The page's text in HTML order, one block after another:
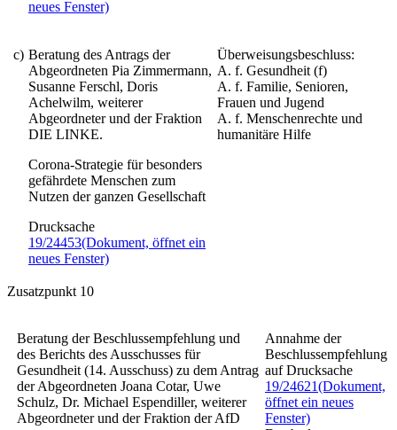
neues Fenster)
c) Beratung des Antrags der
Abgeordneten Pia Zimmermann,
Susanne Ferschl, Doris
Achelwilm, weiterer
Abgeordneter und der Fraktion
DIE LINKE.
Corona-Strategie für besonders
gefährdete Menschen zum
Nutzen der ganzen Gesellschaft
Drucksache
19/24453(Dokument, öffnet ein
neues Fenster)
Überweisungsbeschluss:
A. f. Gesundheit (f)
A. f. Familie, Senioren,
Frauen und Jugend
A. f. Menschenrechte und
humanitäre Hilfe
Zusatzpunkt 10
Beratung der Beschlussempfehlung und
des Berichts des Ausschusses für
Gesundheit (14. Ausschuss) zu dem Antrag
der Abgeordneten Joana Cotar, Uwe
Schulz, Dr. Michael Espendiller, weiterer
Abgeordneter und der Fraktion der AfD
Annahme der
Beschlussempfehlung
auf Drucksache
19/24621(Dokument,
öffnet ein neues
Fenster)